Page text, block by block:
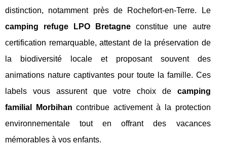
distinction, notamment près de Rochefort-en-Terre. Le
camping refuge LPO Bretagne constitue une autre
certification remarquable, attestant de la préservation de
la biodiversité locale et proposant souvent des
animations nature captivantes pour toute la famille. Ces
labels vous assurent que votre choix de camping
familial Morbihan contribue activement à la protection
environnementale tout en offrant des vacances
mémorables à vos enfants.